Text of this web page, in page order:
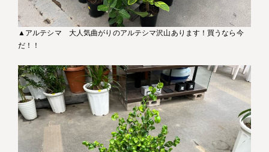
▲アルテシマ 大人気曲がりのアルテシマ沢山あります！買うなら今
だ！！